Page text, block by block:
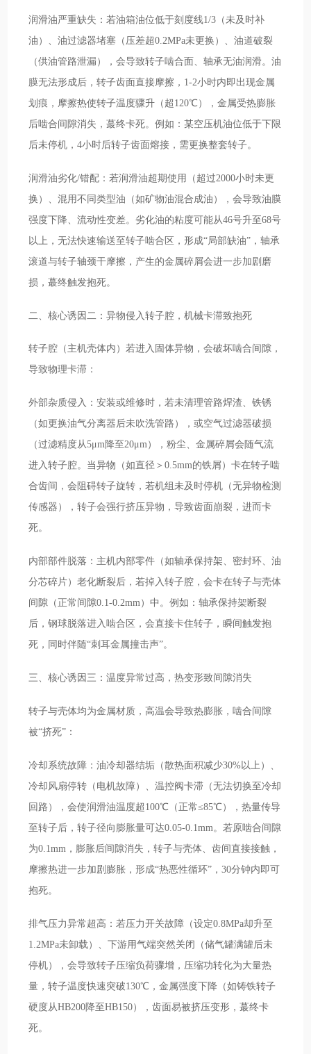
润滑油严重缺失：若油箱油位低于刻度线1/3（未及时补
油）、油过滤器堵塞（压差超0.2MPa未更换）、油道破裂
（供油管路泄漏），会导致转子啮合面、轴承无油润滑。油
膜无法形成后，转子齿面直接摩擦，1-2小时内即出现金属
划痕，摩擦热使转子温度骤升（超120℃），金属受热膨胀
后啮合间隙消失，蕞终卡死。例如：某空压机油位低于下限
后未停机，4小时后转子齿面熔接，需更换整套转子。
润滑油劣化/错配：若润滑油超期使用（超过2000小时未更
换）、混用不同类型油（如矿物油混合成油），会导致油膜
强度下降、流动性变差。劣化油的粘度可能从46号升至68号
以上，无法快速输送至转子啮合区，形成“局部缺油”，轴承
滚道与转子轴颈干摩擦，产生的金属碎屑会进一步加剧磨
损，蕞终触发抱死。
二、核心诱因二：异物侵入转子腔，机械卡滞致抱死
转子腔（主机壳体内）若进入固体异物，会破坏啮合间隙，
导致物理卡滞：
外部杂质侵入：安装或维修时，若未清理管路焊渣、铁锈
（如更换油气分离器后未吹洗管路），或空气过滤器破损
（过滤精度从5μm降至20μm），粉尘、金属碎屑会随气流
进入转子腔。当异物（如直径＞0.5mm的铁屑）卡在转子啮
合齿间，会阻碍转子旋转，若机组未及时停机（无异物检测
传感器），转子会强行挤压异物，导致齿面崩裂，进而卡
死。
内部部件脱落：主机内部零件（如轴承保持架、密封环、油
分芯碎片）老化断裂后，若掉入转子腔，会卡在转子与壳体
间隙（正常间隙0.1-0.2mm）中。例如：轴承保持架断裂
后，钢球脱落进入啮合区，会直接卡住转子，瞬间触发抱
死，同时伴随“刺耳金属撞击声”。
三、核心诱因三：温度异常过高，热变形致间隙消失
转子与壳体均为金属材质，高温会导致热膨胀，啮合间隙
被“挤死”：
冷却系统故障：油冷却器结垢（散热面积减少30%以上）、
冷却风扇停转（电机故障）、温控阀卡滞（无法切换至冷却
回路），会使润滑油温度超100℃（正常≤85℃），热量传导
至转子后，转子径向膨胀量可达0.05-0.1mm。若原啮合间隙
为0.1mm，膨胀后间隙消失，转子与壳体、齿间直接接触，
摩擦热进一步加剧膨胀，形成“热恶性循环”，30分钟内即可
抱死。
排气压力异常超高：若压力开关故障（设定0.8MPa却升至
1.2MPa未卸载）、下游用气端突然关闭（储气罐满罐后未
停机），会导致转子压缩负荷骤增，压缩功转化为大量热
量，转子温度快速突破130℃，金属强度下降（如铸铁转子
硬度从HB200降至HB150），齿面易被挤压变形，蕞终卡
死。